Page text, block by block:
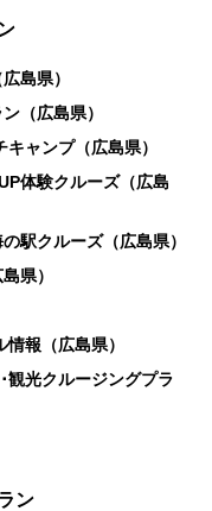
島県）
（広島県）
ャンプ（広島県）
体験クルーズ（広島
駅クルーズ（広島県）
県）
報（広島県）
観光クルージングプラ
ン